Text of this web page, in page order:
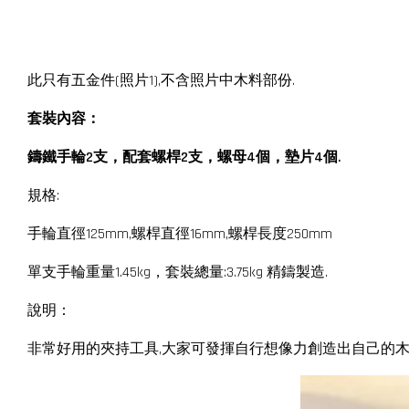
此只有五金件(照片1),不含照片中木料部份.
套裝內容：
鑄鐵手輪2支，配套螺桿2支，螺母4個，墊片4個.
規格:
手輪直徑125mm,螺桿直徑16mm,螺桿長度250mm
單支手輪重量1.45kg，套裝總量:3.75kg 精鑄製造.
說明：
非常好用的夾持工具,大家可發揮自行想像力創造出自己的